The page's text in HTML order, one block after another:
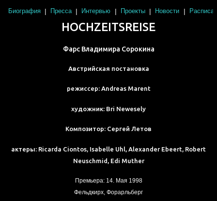
Биография | Пресса | Интервью | Проекты | Новости |
HOCHZEITSREISE
Фарс Владимира Сорокина
Австрийская постановка
режиссер: Andreas Marent
художник: Bri Newesely
Композитор: Сергей Летов
актеры: Ricarda Ciontos, Isabelle Uhl, Alexander Ebeert, Robert
Neuschmid, Edi Muther
Премьера: 14. Мая 1998
Фельдкирх, Форарльберг